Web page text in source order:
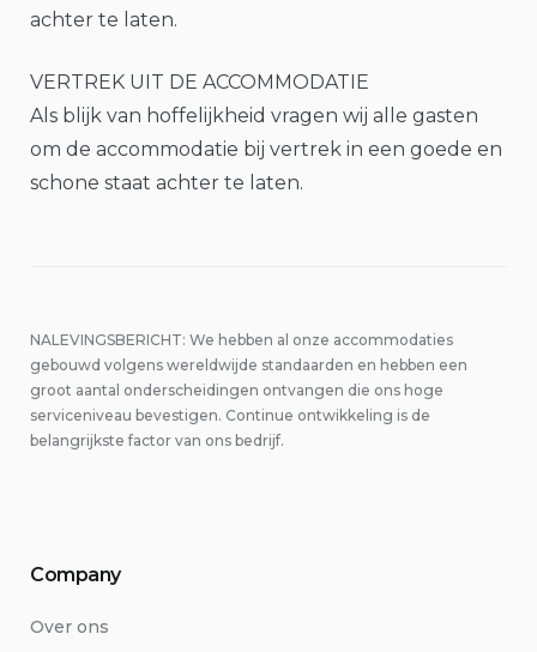
achter te laten.
VERTREK UIT DE ACCOMMODATIE
Als blijk van hoffelijkheid vragen wij alle gasten
om de accommodatie bij vertrek in een goede en
schone staat achter te laten.
NALEVINGSBERICHT: We hebben al onze accommodaties
gebouwd volgens wereldwijde standaarden en hebben een
groot aantal onderscheidingen ontvangen die ons hoge
serviceniveau bevestigen. Continue ontwikkeling is de
belangrijkste factor van ons bedrijf.
Company
Over ons